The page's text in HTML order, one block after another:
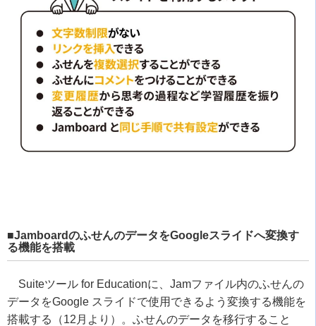
■JamboardのふせんのデータをGoogleスライドへ変換す
る機能を搭載
Suiteツール for Educationに、Jamファイル内のふせんの
データをGoogle スライドで使用できるよう変換する機能を
搭載する（12月より）。ふせんのデータを移行すること